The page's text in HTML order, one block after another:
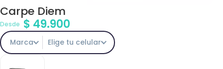
Carpe Diem
Desde $ 49.900
Marca Elige tu celular